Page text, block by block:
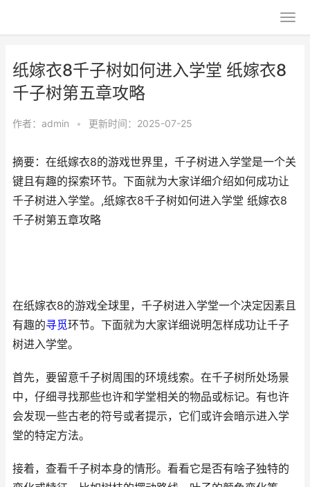
纸嫁衣8千子树如何进入学堂 纸嫁衣8
千子树第五章攻略
作者： admin • 更新时间：2025-07-25
摘要：在纸嫁衣8的游戏世界里，千子树进入学堂是一个关
键且有趣的探索环节。下面就为大家详细介绍如何成功让
千子树进入学堂。,纸嫁衣8千子树如何进入学堂 纸嫁衣8
千子树第五章攻略
在纸嫁衣8的游戏全球里，千子树进入学堂一个决定因素且
有趣的寻觅环节。下面就为大家详细说明怎样成功让千子
树进入学堂。
首先，要留意千子树周围的环境线索。在千子树所处场景
中，仔细寻找那些也许和学堂相关的物品或标记。有也许
会发现一些古老的符号或者提示，它们或许会暗示进入学
堂的特定方法。
接着，查看千子树本身的情形。看看它是否有啥子独特的